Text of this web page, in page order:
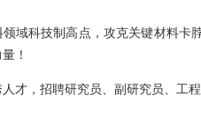
域科技制高点，攻克关键材料卡
！
才，招聘研究员、副研究员、工程